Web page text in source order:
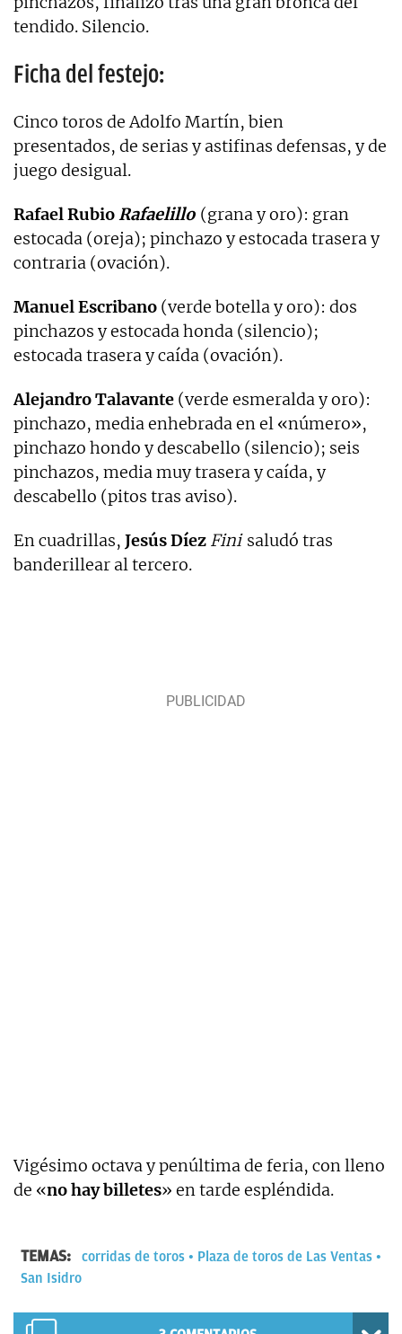
tendido. Silencio.
Ficha del festejo:
Cinco toros de Adolfo Martín, bien
presentados, de serias y astifinas defensas, y de
juego desigual.
Rafael RubioRafaelillo (grana y oro): gran
estocada (oreja); pinchazo y estocada trasera y
contraria (ovación).
Manuel Escribano (verde botella y oro): dos
pinchazos y estocada honda (silencio);
estocada trasera y caída (ovación).
Alejandro Talavante (verde esmeralda y oro):
pinchazo, media enhebrada en el «número»,
pinchazo hondo y descabello (silencio); seis
pinchazos, media muy trasera y caída, y
descabello (pitos tras aviso).
En cuadrillas, Jesús Díez Finisaludó tras
banderillear al tercero.
Vigésimo octava y penúltima de feria, con lleno
de «no hay billetes» en tarde espléndida.
TEMAS: corridas de toros
Plaza de toros de Las Ventas
San Isidro